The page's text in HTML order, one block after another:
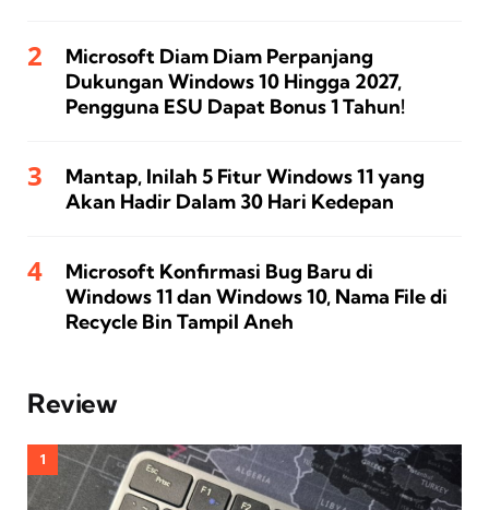
Microsoft Diam Diam Perpanjang
Dukungan Windows 10 Hingga 2027,
Pengguna ESU Dapat Bonus 1 Tahun!
Mantap, Inilah 5 Fitur Windows 11 yang
Akan Hadir Dalam 30 Hari Kedepan
Microsoft Konfirmasi Bug Baru di
Windows 11 dan Windows 10, Nama File di
Recycle Bin Tampil Aneh
Review